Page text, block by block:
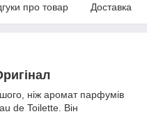
про товар Доставка
ніж аромат парфумів
de Toilette. Він